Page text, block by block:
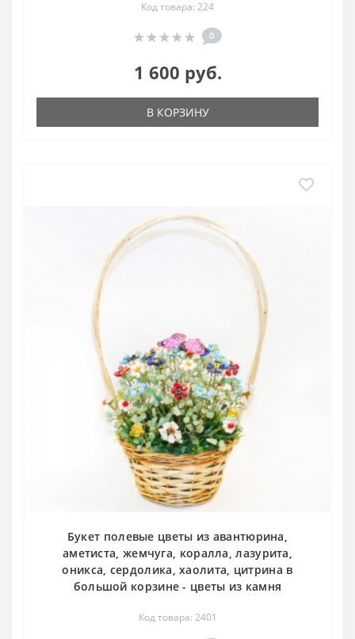
Код товара: 224
0
1 600 руб.
В КОРЗИНУ
Букет полевые цветы из авантюрина,
аметиста, жемчуга, коралла, лазурита,
оникса, сердолика, хаолита, цитрина в
большой корзине - цветы из камня
Код товара: 2401